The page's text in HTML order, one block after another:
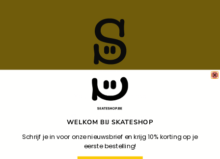
Your Local Skateshop
Noordzandstraat 86
Brugge
WELKOM BIJ SKATESHOP
Schrijf je in voor onze nieuwsbrief en krijg 10% korting op je
eerste bestelling!